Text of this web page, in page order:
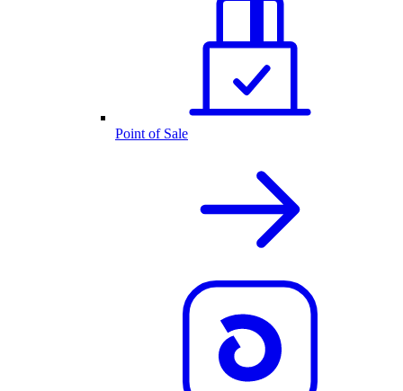
Point of Sale